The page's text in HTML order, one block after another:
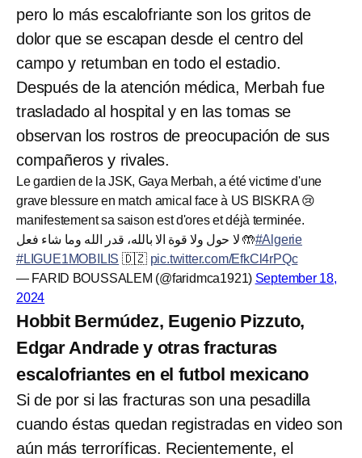
pero lo más escalofriante son los gritos de
dolor que se escapan desde el centro del
campo y retumban en todo el estadio.
Después de la atención médica, Merbah fue
trasladado al hospital y en las tomas se
observan los rostros de preocupación de sus
compañeros y rivales.
Le gardien de la JSK, Gaya Merbah, a été victime d'une
grave blessure en match amical face à US BISKRA 😢
manifestement sa saison est d'ores et déjà terminée.
لا حول ولا قوة الا بالله، قدر الله وما شاء فعل 🤲#Algerie
#LIGUE1MOBILIS 🇩🇿 pic.twitter.com/EfkCl4rPQc
— FARID BOUSSALEM (@faridmca1921) September 18,
2024
Hobbit Bermúdez, Eugenio Pizzuto,
Edgar Andrade y otras fracturas
escalofriantes en el futbol mexicano
Si de por si las fracturas son una pesadilla
cuando éstas quedan registradas en video son
aún más terroríficas. Recientemente, el